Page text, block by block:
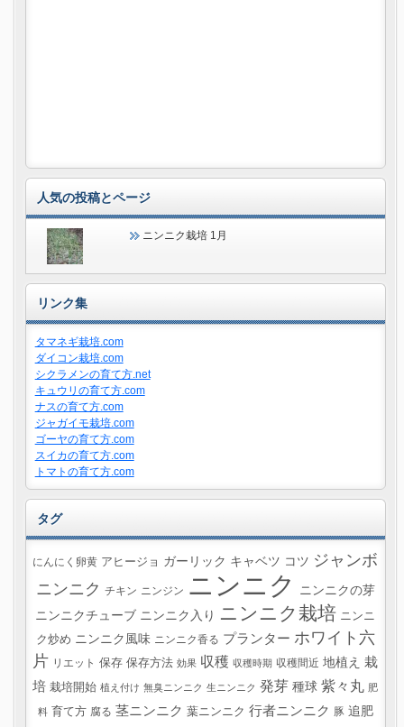
人気の投稿とページ
ニンニク栽培 1月
リンク集
タマネギ栽培.com
ダイコン栽培.com
シクラメンの育て方.net
キュウリの育て方.com
ナスの育て方.com
ジャガイモ栽培.com
ゴーヤの育て方.com
スイカの育て方.com
トマトの育て方.com
タグ
にんにく卵黄 アヒージョ ガーリック キャベツ コツ ジャンボ
ニンニク チキン ニンジン ニンニク
ニンニクの芽
ニンニクチューブ ニンニク入り ニンニク栽培 ニンニ
ク炒め ニンニク風味 ニンニク香る プランター ホワイト六
片 リエット 保存 保存方法 効果 収穫 収穫時期 収穫間近 地植え 栽
培 栽培開始 植え付け 無臭ニンニク 生ニンニク 発芽 種球 紫々丸 肥
料 育て方 腐る 茎ニンニク 葉ニンニク 行者ニンニク 豚 追肥